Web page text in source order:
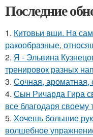
Последние
1. Китовьи вши. На
ракообразные,
2. Я - Эльвина
тренировок разных
3. Сочная, ароматная,
4. Сын Ричарда Гира
все благодаря своему
5. Хочешь большие
волшебное